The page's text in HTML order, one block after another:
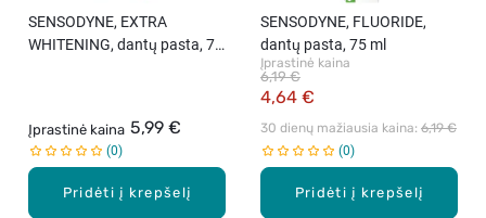
Pridėti į krepšelį
SENSODYNE, EXTRA
WHITENING, dantų pasta, 75
Įprastinė kaina 5,99 €
0
Pridėti į krepšelį
SENSODYNE, FLUORIDE,
dantų pasta, 75 ml
Įprastinė kaina
4,64 €
6,19 €
30 dienų mažiausia kaina: 6,19 €
0